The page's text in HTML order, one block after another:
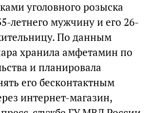
уголовного розыска
летнего мужчину и его 26-
По данным
хранила амфетамин по
и планировала
его бесконтактным
интернет-магазин,